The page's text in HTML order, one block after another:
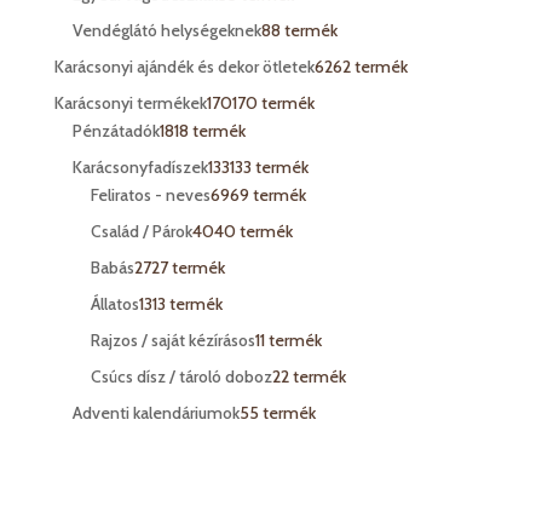
Vendéglátó helységeknek88 termék
Karácsonyi ajándék és dekor ötletek6262 termék
Karácsonyi termékek170170 termék
Pénzátadók1818 termék
Karácsonyfadíszek133133 termék
Feliratos - neves6969 termék
Család / Párok4040 termék
Babás2727 termék
Állatos1313 termék
Rajzos / saját kézírásos11 termék
Csúcs dísz / tároló doboz22 termék
Adventi kalendáriumok55 termék